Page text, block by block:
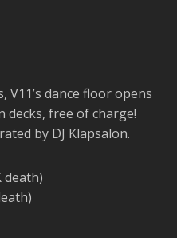
dance floor opens
decks, free of charge!
by DJ Klapsalon.
death)